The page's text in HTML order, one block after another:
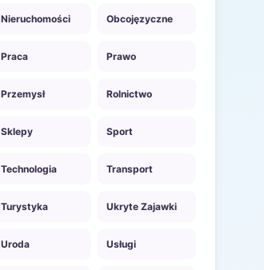
Nieruchomości Obcojęzyczne
Praca Prawo
Przemysł Rolnictwo
Sklepy Sport
Technologia Transport
Turystyka Ukryte Zajawki
Uroda Usługi